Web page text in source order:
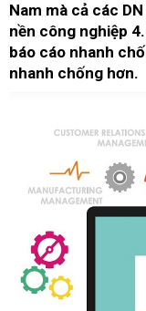
e
r
Nam mà cả các
nền công nghiệp
báo cáo nhanh
nhanh chống hơn.​